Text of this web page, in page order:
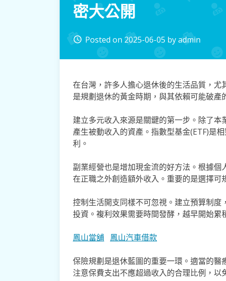
密大公開
access_time Posted on2025-06-05 byadmin
在台灣，許多人擔心退休後的生活品質，
是規劃退休的黃金時期，與其依賴可能破產
建立多元收入來源是關鍵的第一步。除了
產生被動收入的資產。指數型基金(ETF)是
利。
副業經營也是增加現金流的好方法。根據
在正職之外創造額外收入。重要的是選擇可
控制生活開支同樣不可忽視。建立預算制
投資。複利效果需要時間發酵，越早開始累
鳳山當舖 鳳山汽車借款
保險規劃是退休藍圖的重要一環。適當的
注意保費支出不應超過收入的合理比例，以